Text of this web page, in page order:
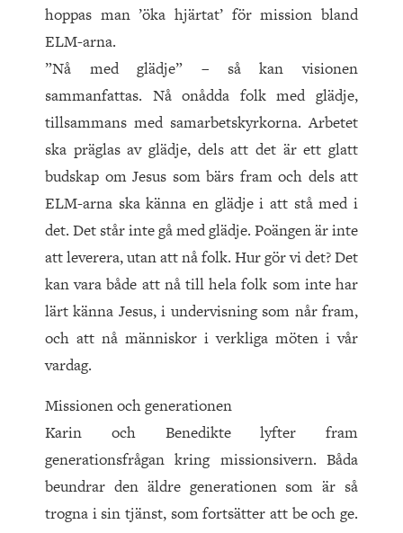
hoppas man ’öka hjärtat’ för mission bland
ELM-arna.
”Nå med glädje” – så kan visionen
sammanfattas. Nå onådda folk med glädje,
tillsammans med samarbetskyrkorna. Arbetet
ska präglas av glädje, dels att det är ett glatt
budskap om Jesus som bärs fram och dels att
ELM-arna ska känna en glädje i att stå med i
det. Det står inte gå med glädje. Poängen är inte
att leverera, utan att nå folk. Hur gör vi det? Det
kan vara både att nå till hela folk som inte har
lärt känna Jesus, i undervisning som når fram,
och att nå människor i verkliga möten i vår
vardag.
Missionen och generationen
Karin och Benedikte lyfter fram
generationsfrågan kring missionsivern. Båda
beundrar den äldre generationen som är så
trogna i sin tjänst, som fortsätter att be och ge.